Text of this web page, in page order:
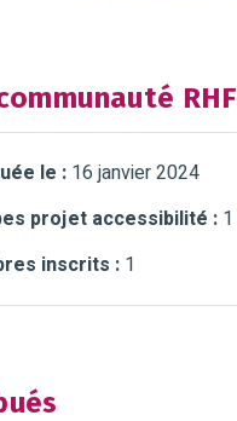
RHF
le :16 janvier 2024
projet accessibilité :1
inscrits :1